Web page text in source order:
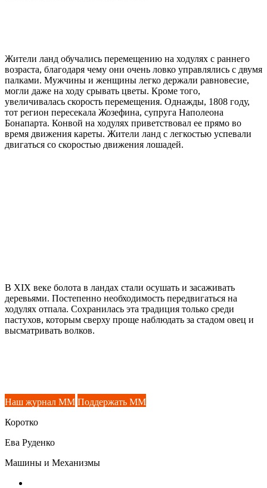
Жители ланд обучались перемещению на ходулях с раннего
возраста, благодаря чему они очень ловко управлялись с двумя
палками. Мужчины и женщины легко держали равновесие,
могли даже на ходу срывать цветы. Кроме того,
увеличивалась скорость перемещения. Однажды, 1808 году,
тот регион пересекала Жозефина, супруга Наполеона
Бонапарта. Конвой на ходулях приветствовал ее прямо во
время движения кареты. Жители ланд с легкостью успевали
двигаться со скоростью движения лошадей.
В XIX веке болота в ландах стали осушать и засаживать
деревьями. Постепенно необходимость передвигаться на
ходулях отпала. Сохранилась эта традиция только среди
пастухов, которым сверху проще наблюдать за стадом овец и
высматривать волков.
Наш журнал ММ Поддержать ММ
Коротко
Ева Руденко
Машины и Механизмы